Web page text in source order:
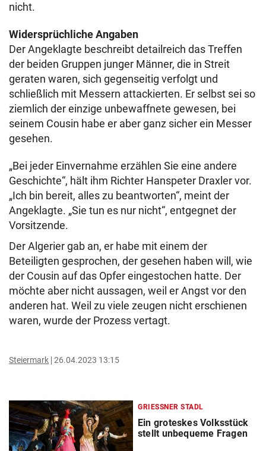
nicht.
Widersprüchliche Angaben
Der Angeklagte beschreibt detailreich das Treffen
der beiden Gruppen junger Männer, die in Streit
geraten waren, sich gegenseitig verfolgt und
schließlich mit Messern attackierten. Er selbst sei so
ziemlich der einzige unbewaffnete gewesen, bei
seinem Cousin habe er aber ganz sicher ein Messer
gesehen.
„Bei jeder Einvernahme erzählen Sie eine andere
Geschichte“, hält ihm Richter Hanspeter Draxler vor.
„Ich bin bereit, alles zu beantworten“, meint der
Angeklagte. „Sie tun es nur nicht“, entgegnet der
Vorsitzende.
Der Algerier gab an, er habe mit einem der
Beteiligten gesprochen, der gesehen haben will, wie
der Cousin auf das Opfer eingestochen hatte. Der
möchte aber nicht aussagen, weil er Angst vor den
anderen hat. Weil zu viele zeugen nicht erschienen
waren, wurde der Prozess vertagt.
Steiermark 26.04.2023 13:15
GRIESSNER STADL
Ein groteskes Volksstück
stellt unbequeme Fragen